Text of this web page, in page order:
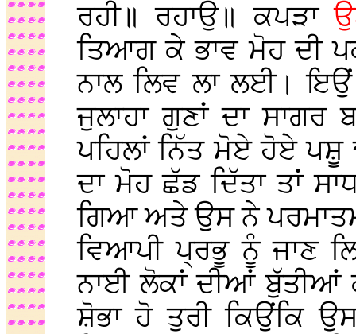
ਰਹੀ॥ ਰਹਾਉ॥ ਕਪੜਾ
ਤਿਆਗ ਕੇ ਭਾਵ ਮੋਹ ਦੀ
ਨਾਲ ਲਿਵ ਲਾ ਲਈ। ਇਉਂ
ਜੁਲਾਹਾ ਗੁਣਾਂ ਦਾ ਸਾਗਰ
ਪਹਿਲਾਂ ਨਿੱਤ ਮੋਏ ਹੋਏ
ਦਾ ਮੋਹ ਛੱਡ ਦਿੱਤਾ ਤਾਂ
ਗਿਆ ਅਤੇ ਉਸ ਨੇ
ਵਿਆਪੀ ਪ੍ਰਭੂ ਨੂੰ ਜਾਣ
ਨਾਈ ਲੋਕਾਂ ਦੀਆਂ ਬੁੱਤੀਆਂ
ਸ਼ੋਭਾ ਹੋ ਤੁਰੀ ਕਿਉਂਕਿ